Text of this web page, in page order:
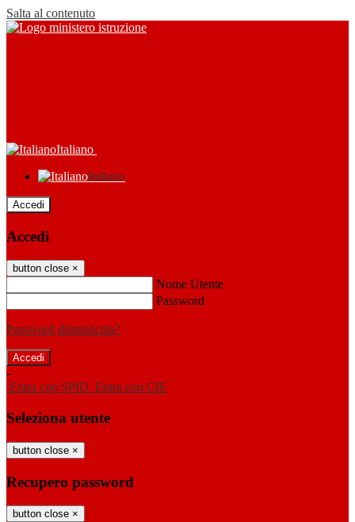
Salta al contenuto
Italiano
Italiano
Accedi
Accedi
button close ×
Nome Utente
Password
Password dimenticata?
-
Entra con SPID Entra con CIE
Seleziona utente
button close ×
Recupero password
button close ×